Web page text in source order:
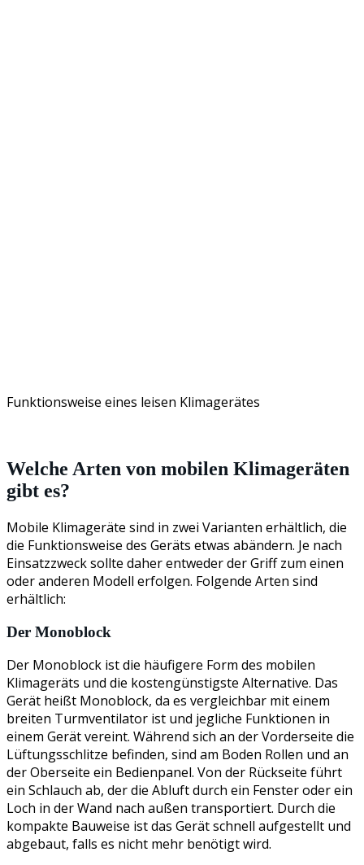
Funktionsweise eines leisen Klimagerätes
Welche Arten von mobilen Klimageräten
gibt es?
Mobile Klimageräte sind in zwei Varianten erhältlich, die
die Funktionsweise des Geräts etwas abändern. Je nach
Einsatzzweck sollte daher entweder der Griff zum einen
oder anderen Modell erfolgen. Folgende Arten sind
erhältlich:
Der Monoblock
Der Monoblock ist die häufigere Form des mobilen
Klimageräts und die kostengünstigste Alternative. Das
Gerät heißt Monoblock, da es vergleichbar mit einem
breiten Turmventilator ist und jegliche Funktionen in
einem Gerät vereint. Während sich an der Vorderseite die
Lüftungsschlitze befinden, sind am Boden Rollen und an
der Oberseite ein Bedienpanel. Von der Rückseite führt
ein Schlauch ab, der die Abluft durch ein Fenster oder ein
Loch in der Wand nach außen transportiert. Durch die
kompakte Bauweise ist das Gerät schnell aufgestellt und
abgebaut, falls es nicht mehr benötigt wird.